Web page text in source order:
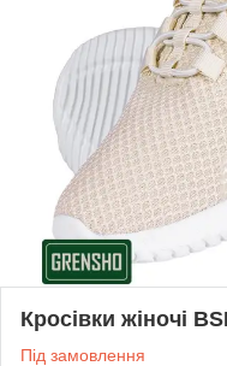
Кросівки жіночі
Під замовлення